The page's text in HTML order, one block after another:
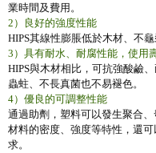
業時間及費用。
2）良好的強度性能
HIPS其線性膨脹低於木材、不龜
3）具有耐水、耐腐性能，使用
HIPS與木材相比，可抗強酸鹼
蟲蛀、不長真菌也不易褪色。
4）優良的可調整性能
通過助劑，塑料可以發生聚合
材料的密度、強度等特性，還
求。